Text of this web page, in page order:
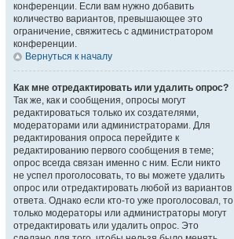
конференции. Если вам нужно добавить
количество вариантов, превышающее это
ограничение, свяжитесь с администратором
конференции.
Вернуться к началу
Как мне отредактировать или удалить опрос?
Так же, как и сообщения, опросы могут
редактироваться только их создателями,
модераторами или администраторами. Для
редактирования опроса перейдите к
редактированию первого сообщения в теме;
опрос всегда связан именно с ним. Если никто
не успел проголосовать, то вы можете удалить
опрос или отредактировать любой из вариантов
ответа. Однако если кто-то уже проголосовал, то
только модераторы или администраторы могут
отредактировать или удалить опрос. Это